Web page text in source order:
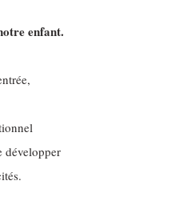
enfant.
développer